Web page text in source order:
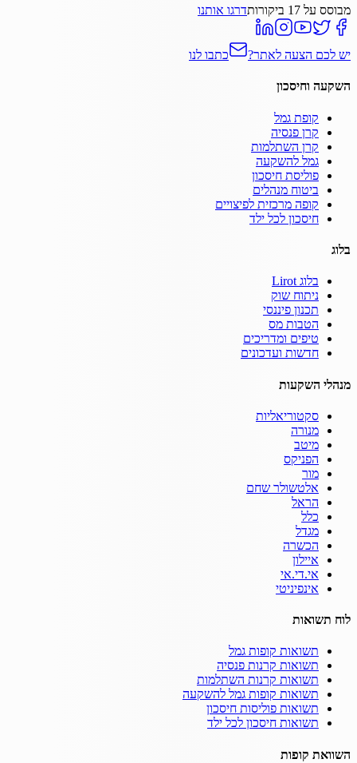
מבוסס על 17 ביקורותדרגו אותנו
יש לכם הצעה לאתר? כתבו לנו
השקעה וחיסכון
קופת גמל
קרן פנסיה
קרן השתלמות
גמל להשקעה
פוליסת חיסכון
ביטוח מנהלים
קופה מרכזית לפיצויים
חיסכון לכל ילד
בלוג
בלוג Lirot
ניתוח שוק
תכנון פיננסי
הטבות מס
טיפים ומדריכים
חדשות ועדכונים
מנהלי השקעות
סקטוריאליות
מנורה
מיטב
הפניקס
מור
אלטשולר שחם
הראל
כלל
מגדל
הכשרה
איילון
אי.די.אי
אינפיניטי
לוח תשואות
תשואות קופות גמל
תשואות קרנות פנסיה
תשואות קרנות השתלמות
תשואות קופות גמל להשקעה
תשואות פוליסות חיסכון
תשואות חיסכון לכל ילד
השוואת קופות